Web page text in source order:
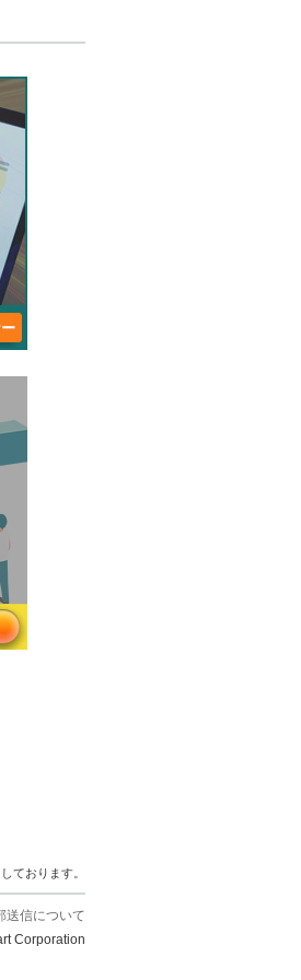
ております。
送信について
Corporation